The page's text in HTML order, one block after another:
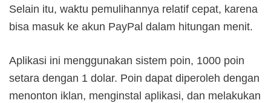
Selain itu, waktu pemulihannya relatif cepat, karena
bisa masuk ke akun PayPal dalam hitungan menit.
Aplikasi ini menggunakan sistem poin, 1000 poin
setara dengan 1 dolar. Poin dapat diperoleh dengan
menonton iklan, menginstal aplikasi, dan melakukan